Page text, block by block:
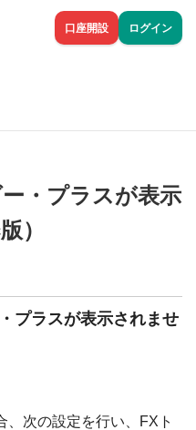
口座開設 ログイン
・プラスが表示
）
プラスが表示されませ
、次の設定を行い、FXト